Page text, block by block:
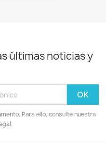
últimas noticias y
Para ello, consulte nuestra